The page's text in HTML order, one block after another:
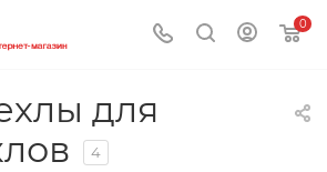
0
для
4